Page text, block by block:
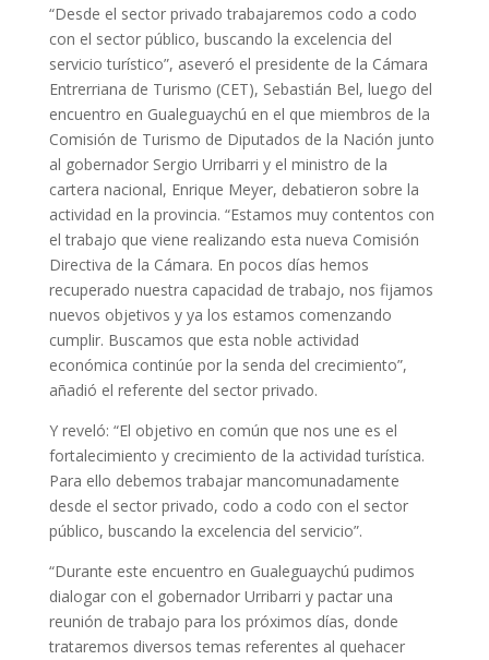
“Desde el sector privado trabajaremos codo a codo
con el sector público, buscando la excelencia del
servicio turístico”, aseveró el presidente de la Cámara
Entrerriana de Turismo (CET), Sebastián Bel, luego del
encuentro en Gualeguaychú en el que miembros de la
Comisión de Turismo de Diputados de la Nación junto
al gobernador Sergio Urribarri y el ministro de la
cartera nacional, Enrique Meyer, debatieron sobre la
actividad en la provincia. “Estamos muy contentos con
el trabajo que viene realizando esta nueva Comisión
Directiva de la Cámara. En pocos días hemos
recuperado nuestra capacidad de trabajo, nos fijamos
nuevos objetivos y ya los estamos comenzando
cumplir. Buscamos que esta noble actividad
económica continúe por la senda del crecimiento”,
añadió el referente del sector privado.
Y reveló: “El objetivo en común que nos une es el
fortalecimiento y crecimiento de la actividad turística.
Para ello debemos trabajar mancomunadamente
desde el sector privado, codo a codo con el sector
público, buscando la excelencia del servicio”.
“Durante este encuentro en Gualeguaychú pudimos
dialogar con el gobernador Urribarri y pactar una
reunión de trabajo para los próximos días, donde
trataremos diversos temas referentes al quehacer